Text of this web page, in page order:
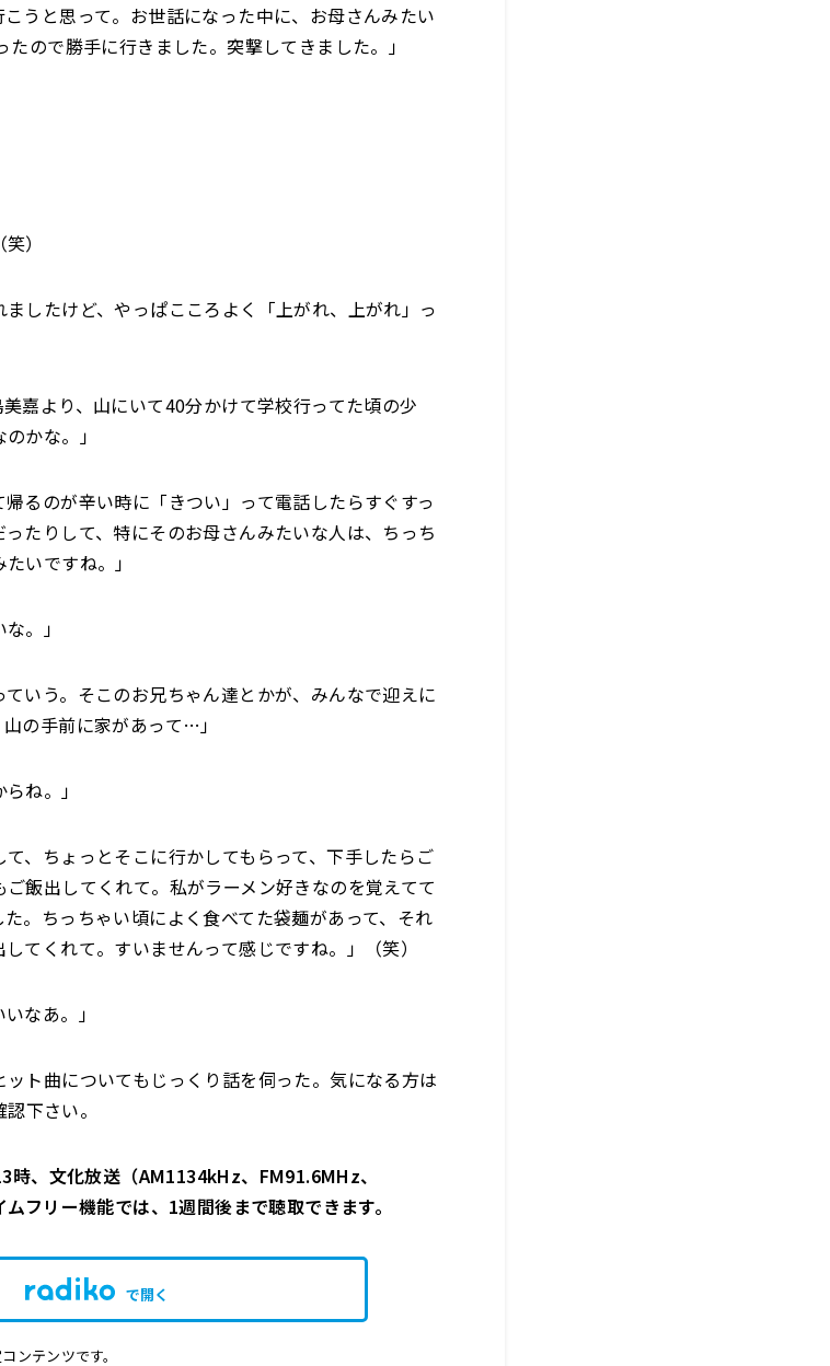
うと思って。お世話になった中に、お母さんみたい
ので勝手に行きました。突撃してきました。」
）
ましたけど、やっぱこころよく「上がれ、上がれ」っ
美嘉より、山にいて40分かけて学校行ってた頃の少
かな。」
帰るのが辛い時に「きつい」って電話したらすぐすっ
たりして、特にそのお母さんみたいな人は、ちっち
いですね。」
。」
ていう。そこのお兄ちゃん達とかが、みんなで迎えに
の手前に家があって…」
ね。」
て、ちょっとそこに行かしてもらって、下手したらご
飯出してくれて。私がラーメン好きなのを覚えてて
。ちっちゃい頃によく食べてた袋麺があって、それ
てくれて。すいませんって感じですね。」（笑）
なあ。」
ト曲についてもじっくり話を伺った。気になる方は
下さい。
時、文化放送（AM1134kHz、FM91.6MHz、
フリー機能では、1週間後まで聴取できます。
で開く
ンテンツです。